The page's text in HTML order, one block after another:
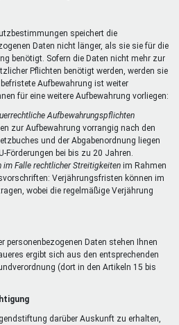
speichert die
Daten nicht länger, als sie sie für die
benötigt. Sofern die Daten nicht mehr zur
Pflichten benötigt werden, werden sie
Aufbewahrung ist weiter
für eine weitere Aufbewahrung vorliegen:
Aufbewahrungspflichten
zur Aufbewahrung vorrangig nach den
und der Abgabenordnung liegen
Förderungen bei bis zu 20 Jahren.
im Falle rechtlicher Streitigkeiten im Rahmen
Verjährungsfristen können im
wobei die regelmäßige Verjährung
personenbezogenen Daten stehen Ihnen
ergibt sich aus den entsprechenden
(dort in den Artikeln 15 bis
darüber Auskunft zu erhalten,